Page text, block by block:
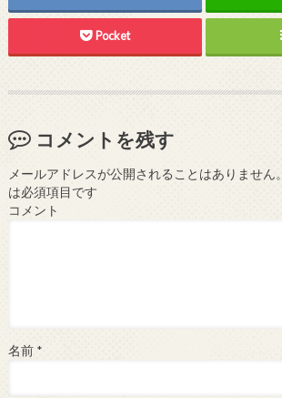
Pocket
コメントを残す
メールアドレスが公開されることはありません。
は必須項目です
コメント
名前 *